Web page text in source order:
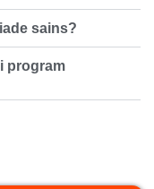
sains?
program